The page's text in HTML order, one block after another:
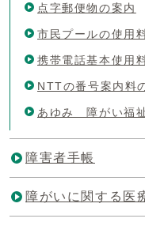
点字郵便物の案内
市民プールの使用
携帯電話基本使用
NTTの番号案内料
あゆみ 障がい福
障害者手帳
障がいに関する医